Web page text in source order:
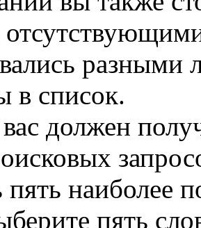
в список.
должен
пять наиболее
пять